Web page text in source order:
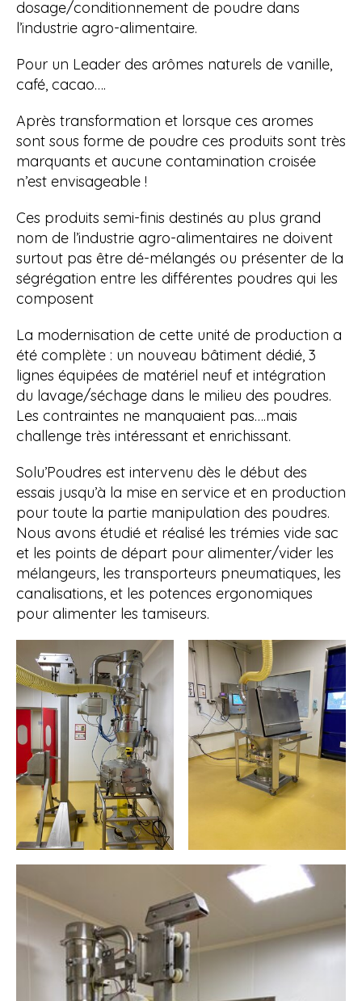
dosage/conditionnement de poudre dans
l’industrie agro-alimentaire.
Pour un Leader des arômes naturels de vanille,
café, cacao….
Après transformation et lorsque ces aromes
sont sous forme de poudre ces produits sont très
marquants et aucune contamination croisée
n’est envisageable !
Ces produits semi-finis destinés au plus grand
nom de l’industrie agro-alimentaires ne doivent
surtout pas être dé-mélangés ou présenter de la
ségrégation entre les différentes poudres qui les
composent
La modernisation de cette unité de production a
été complète : un nouveau bâtiment dédié, 3
lignes équipées de matériel neuf et intégration
du lavage/séchage dans le milieu des poudres.
Les contraintes ne manquaient pas….mais
challenge très intéressant et enrichissant.
Solu’Poudres est intervenu dès le début des
essais jusqu’à la mise en service et en production
pour toute la partie manipulation des poudres.
Nous avons étudié et réalisé les trémies vide sac
et les points de départ pour alimenter/vider les
mélangeurs, les transporteurs pneumatiques, les
canalisations, et les potences ergonomiques
pour alimenter les tamiseurs.